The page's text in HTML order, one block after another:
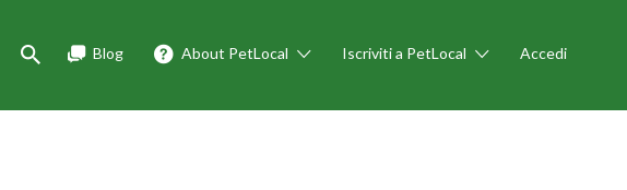
Blog About PetLocal Iscriviti a PetLocal Accedi